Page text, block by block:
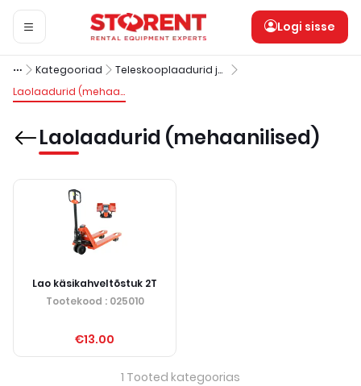
Logi sisse
Kategooriad
Teleskooplaadurid ja laolaadurid
Laolaadurid (mehaanilised)
Laolaadurid (mehaanilised)
Lao käsikahveltõstuk 2T
Tootekood : 025010
€13.00
1 Tooted kategoorias